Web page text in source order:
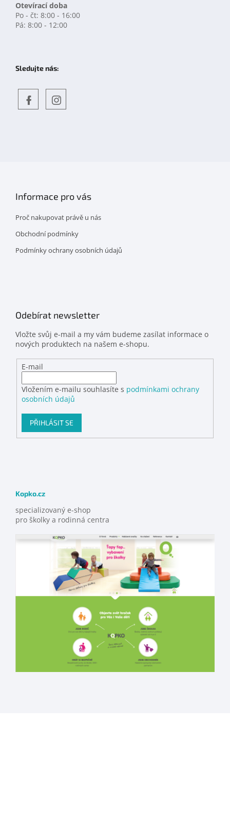
Otevírací doba
Po - čt: 8:00 - 16:00
Pá: 8:00 - 12:00
Sledujte nás:
Informace pro vás
Proč nakupovat právě u nás
Obchodní podmínky
Podmínky ochrany osobních údajů
Odebírat newsletter
Vložte svůj e-mail a my vám budeme zasílat informace o
nových produktech na našem e-shopu.
E-mail
Vložením e-mailu souhlasíte s podmínkami ochrany
osobních údajů
PŘIHLÁSIT SE
Kopko.cz
specializovaný e-shop
pro školky a rodinná centra